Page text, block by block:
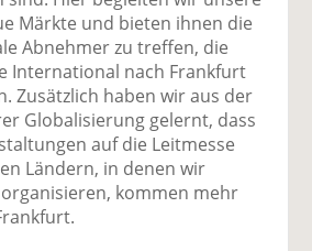
Märkte und bieten ihnen die
Abnehmer zu treffen, die
International nach Frankfurt
Zusätzlich haben wir aus der
Globalisierung gelernt, dass
auf die Leitmesse
Ländern, in denen wir
kommen mehr